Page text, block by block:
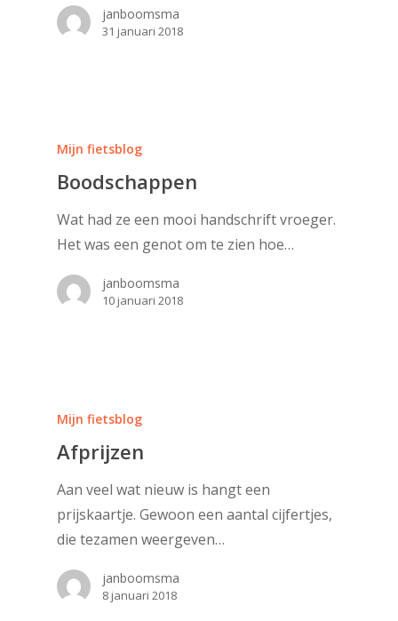
janboomsma
31 januari 2018
Mijn fietsblog
Boodschappen
Wat had ze een mooi handschrift vroeger.
Het was een genot om te zien hoe…
janboomsma
10 januari 2018
Mijn fietsblog
Afprijzen
Aan veel wat nieuw is hangt een
prijskaartje. Gewoon een aantal cijfertjes,
die tezamen weergeven…
janboomsma
8 januari 2018